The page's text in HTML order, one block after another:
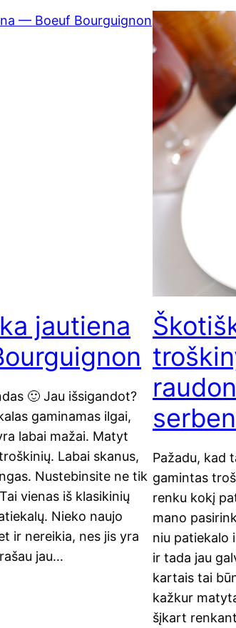
jautiena
🙂 Jau išsi­gan­dot?
gami­na­mas ilgai,
labai mažai. Matyt
Labai ska­nus,
Nuste­bin­si­te ne tik
vie­nas iš kla­si­ki­nių
Nie­ko nau­jo
ir nerei­kia, nes jis yra
jau…
Paža­du, kad
gamin­tas
ren­ku kokį
mano
niu patie­ka­lo
ir tada jau
kar­tais tai
kaž­kur
šįkart